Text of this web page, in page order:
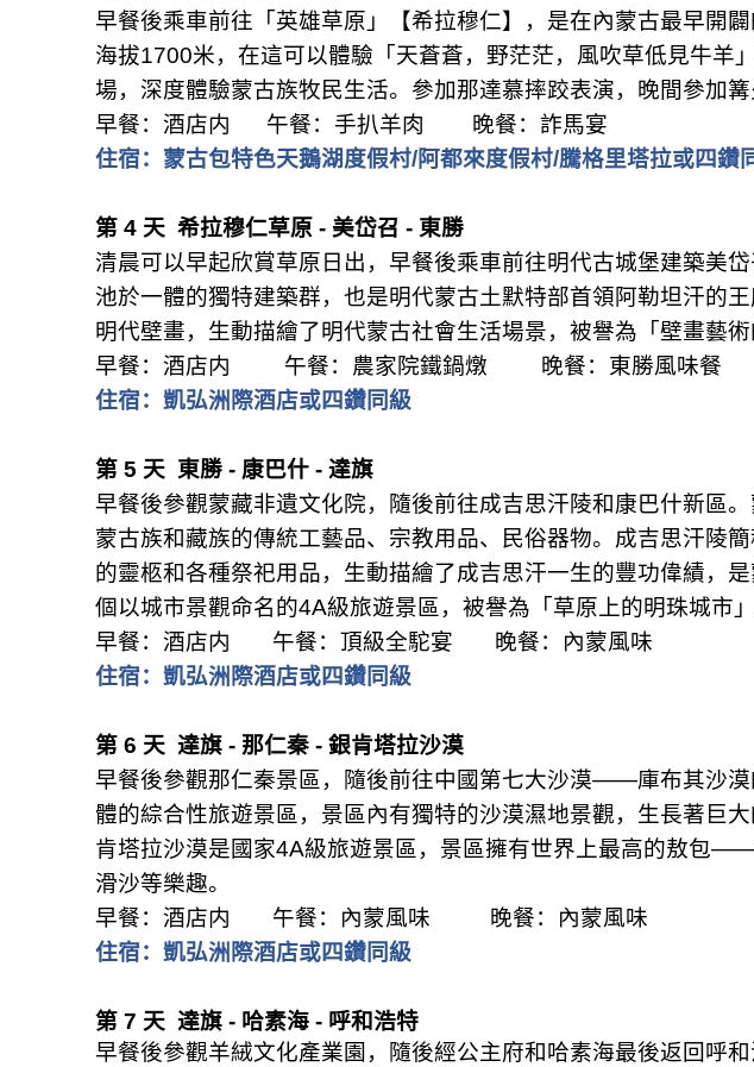
早餐後乘車前往「英雄草原」【希拉穆仁】，是在內蒙古最早開
海拔1700米，在這可以體驗「天蒼蒼，野茫茫，風吹草低見牛羊
場，深度體驗蒙古族牧民生活。參加那達慕摔跤表演，晚間參加篝
早餐：酒店内
午餐：手扒羊肉
晚餐：詐馬宴
住宿：蒙古包特色天鵝湖度假村/阿都來度假村/騰格里塔拉或四鑽
第 4 天 希拉穆仁草原 - 美岱召 - 東勝
清晨可以早起欣賞草原日出，早餐後乘車前往明代古城堡建築美
池於一體的獨特建築群，也是明代蒙古土默特部首領阿勒坦汗的
明代壁畫，生動描繪了明代蒙古社會生活場景，被譽為「壁畫藝
早餐：酒店内
午餐：農家院鐵鍋燉
晚餐：東勝風味餐
住宿：凱弘洲際酒店或四鑽同級
第 5 天 東勝 - 康巴什 - 達旗
早餐後參觀蒙藏非遺文化院，隨後前往成吉思汗陵和康巴什新區
蒙古族和藏族的傳統工藝品、宗教用品、民俗器物。成吉思汗陵
的靈柩和各種祭祀用品，生動描繪了成吉思汗一生的豐功偉績，
個以城市景觀命名的4A級旅遊景區，被譽為「草原上的明珠城市」
早餐：酒店内
午餐：頂級全駝宴
晚餐：內蒙風味
住宿：凱弘洲際酒店或四鑽同級
第 6 天 達旗 - 那仁秦 - 銀肯塔拉沙漠
早餐後參觀那仁秦景區，隨後前往中國第七大沙漠——庫布其沙
體的綜合性旅遊景區，景區內有獨特的沙漠濕地景觀，生長著巨
肯塔拉沙漠是國家4A級旅遊景區，景區擁有世界上最高的敖包
滑沙等樂趣。
早餐：酒店内
午餐：內蒙風味
晚餐：內蒙風味
住宿：凱弘洲際酒店或四鑽同級
第 7 天 達旗 - 哈素海 - 呼和浩特
早餐後參觀羊絨文化產業園，隨後經公主府和哈素海最後返回呼